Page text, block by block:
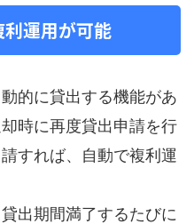
運用が可能
的に貸出する機能があ
時に再度貸出申請を行
すれば、自動で複利運
出期間満了するたびに